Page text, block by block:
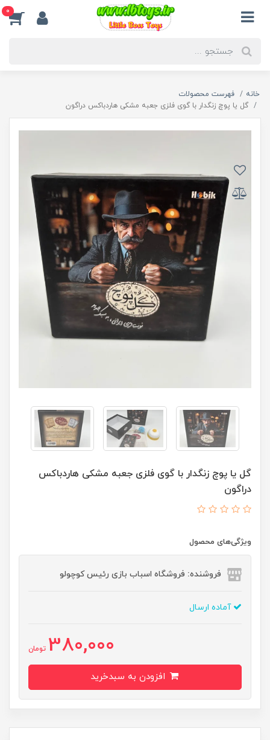
0
خانه
فهرست محصولات
گل یا پوچ زنگدار با گوی فلزی جعبه مشکی هاردباکس دراگون
گل یا پوچ زنگدار با گوی فلزی جعبه مشکی هاردباکس
دراگون
ویژگی‌های محصول
فروشنده: فروشگاه اسباب بازی رئیس کوچولو
آماده ارسال
380,000 تومان